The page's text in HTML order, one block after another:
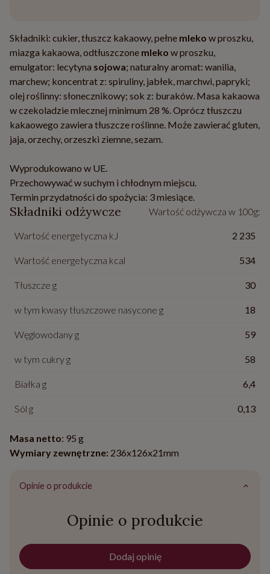
Składniki: cukier, tłuszcz kakaowy, pełne mleko w proszku,
miazga kakaowa, odtłuszczone mleko w proszku,
emulgator: lecytyna sojowa; naturalny aromat: wanilia,
marchew; koncentrat z: spiruliny, jabłek, marchwi, papryki;
olej roślinny: słonecznikowy; sok z: buraków. Masa kakaowa
w czekoladzie mlecznej minimum 28 %. Oprócz tłuszczu
kakaowego zawiera tłuszcze roślinne. Może zawierać gluten,
jaja, orzechy, orzeszki ziemne, sezam.
Wyprodukowano w UE.
Przechowywać w suchym i chłodnym miejscu.
Termin przydatności do spożycia: 3 miesiące.
Składniki odżywcze Wartość odżywcza w 100g:
Wartość energetyczna kJ 2 235
Wartość energetyczna kcal 534
Tłuszcze g 30
w tym kwasy tłuszczowe nasycone g 18
Węglowodany g 59
w tym cukry g 58
Białka g 6,4
Sól g 0,13
Masa netto: 95 g
Wymiary zewnętrzne: 236x126x21mm
Opinie o produkcie
Opinie o produkcie
Dodaj opinię